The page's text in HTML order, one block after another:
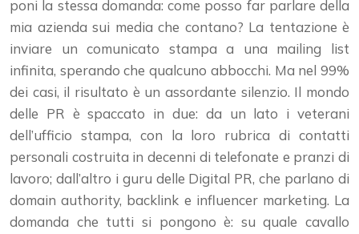
poni la stessa domanda: come posso far parlare della
mia azienda sui media che contano? La tentazione è
inviare un comunicato stampa a una mailing list
infinita, sperando che qualcuno abbocchi. Ma nel 99%
dei casi, il risultato è un assordante silenzio. Il mondo
delle PR è spaccato in due: da un lato i veterani
dell’ufficio stampa, con la loro rubrica di contatti
personali costruita in decenni di telefonate e pranzi di
lavoro; dall’altro i guru delle Digital PR, che parlano di
domain authority, backlink e influencer marketing. La
domanda che tutti si pongono è: su quale cavallo